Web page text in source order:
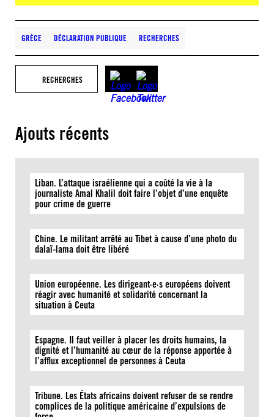
GRÈCE DÉCLARATION PUBLIQUE RECHERCHES
RECHERCHES
Ajouts récents
Liban. L’attaque israélienne qui a coûté la vie à la
journaliste Amal Khalil doit faire l’objet d’une enquête
pour crime de guerre
Chine. Le militant arrêté au Tibet à cause d’une photo du
dalaï-lama doit être libéré
Union européenne. Les dirigeant·e·s européens doivent
réagir avec humanité et solidarité concernant la
situation à Ceuta
Espagne. Il faut veiller à placer les droits humains, la
dignité et l’humanité au cœur de la réponse apportée à
l’afflux exceptionnel de personnes à Ceuta
Tribune. Les États africains doivent refuser de se rendre
complices de la politique américaine d’expulsions de